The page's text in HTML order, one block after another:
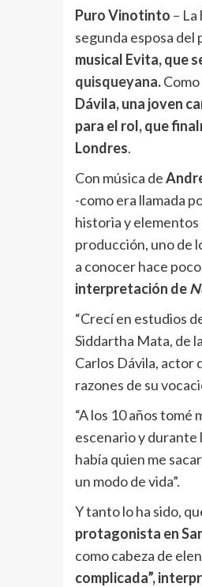
Puro Vinotinto –
segunda esposa del
musical Evita, que
quisqueyana.Como
Dávila, una joven
para el rol, que
Londres.
Con música de
-como era llamada
historia y elementos
producción, uno de
a conocer hace
interpretación de
“Crecí en estudios
Siddartha Mata, de
Carlos Dávila, actor
razones de su
“A los 10 años
escenario y durante
había quien me
un modo de vida”.
Y tanto lo ha sido,
protagonista en
como cabeza de
complicada”,